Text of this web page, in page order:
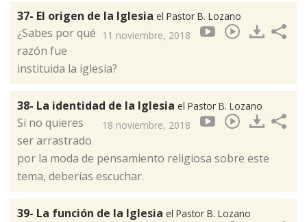
37- El origen de la Iglesia el Pastor B. Lozano
11 noviembre, 2018
​¿Sabes por qué
razón fue
instituida la iglesia?
38- La identidad de la Iglesia el Pastor B. Lozano
18 noviembre, 2018
Si no quieres
ser arrastrado
por la moda de pensamiento religiosa sobre este
tema, deberías escuchar.
39- La función de la Iglesia el Pastor B. Lozano